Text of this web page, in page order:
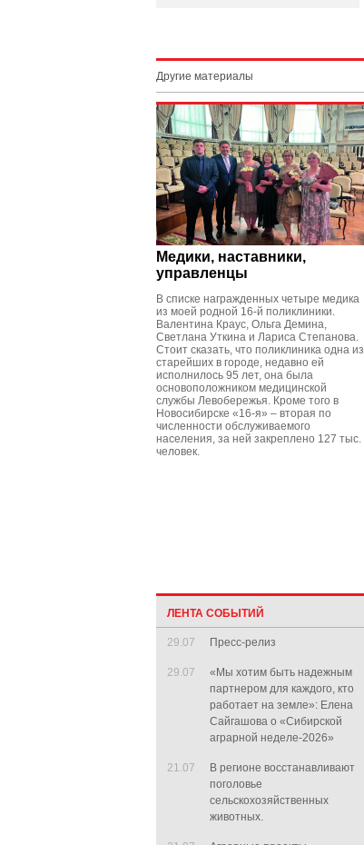
Другие материалы
Медики, наставники,
управленцы
В списке награжденных четыре медика
из моей родной 16-й поликлиники.
Валентина Краус, Ольга Демина,
Светлана Уткина и Лариса Степанова.
Стоит сказать, что поликлиника одна из
старейших в городе, недавно ей
исполнилось 95 лет, она была
основоположником медицинской
службы Левобережья. Кроме того в
Новосибирске «16-я» – вторая по
численности обслуживаемого
населения, за ней закреплено 127 тыс.
человек.
ЛЕНТА СОБЫТИЙ
29.07 Пресс-релиз
29.07
«Мы хотим быть надежным
партнером для каждого, кто
работает на земле»: Елена
Сайгашова о «Сибирской
аграрной неделе-2026»
21.07
В регионе восстанавливают
поголовье
сельскохозяйственных
животных.